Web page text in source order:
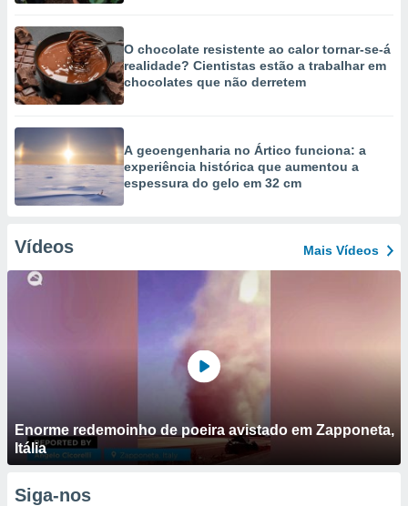
O chocolate resistente ao calor tornar-se-á
realidade? Cientistas estão a trabalhar em
chocolates que não derretem
A geoengenharia no Ártico funciona: a
experiência histórica que aumentou a
espessura do gelo em 32 cm
Vídeos Mais Vídeos
Enorme redemoinho de poeira avistado em Zapponeta,
Itália
Siga-nos